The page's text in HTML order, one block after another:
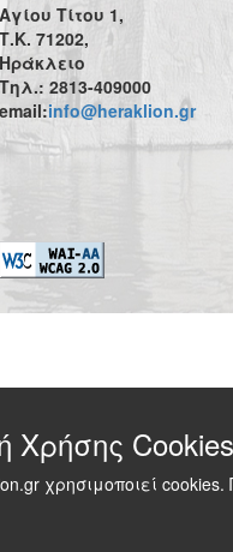
Αγίου Τίτου 1,
Τ.Κ. 71202,
Ηράκλειο
Τηλ.: 2813-409000
email:info@heraklion.gr
Χρήσης Cookies
χρησιμοποιεί